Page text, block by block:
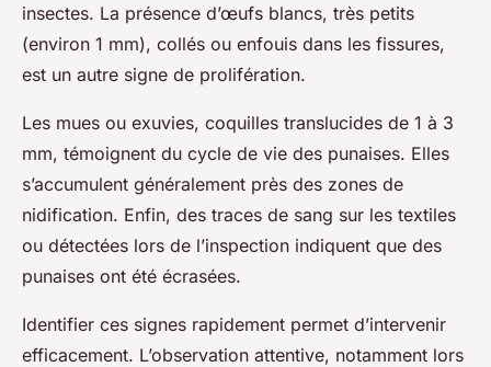
insectes. La présence d’œufs blancs, très petits
(environ 1 mm), collés ou enfouis dans les fissures,
est un autre signe de prolifération.
Les mues ou exuvies, coquilles translucides de 1 à 3
mm, témoignent du cycle de vie des punaises. Elles
s’accumulent généralement près des zones de
nidification. Enfin, des traces de sang sur les textiles
ou détectées lors de l’inspection indiquent que des
punaises ont été écrasées.
Identifier ces signes rapidement permet d’intervenir
efficacement. L’observation attentive, notamment lors